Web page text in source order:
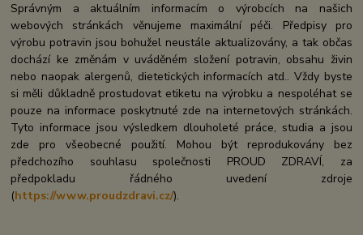
Správným a aktuálním informacím o výrobcích na našich
webových stránkách věnujeme maximální péči. Předpisy pro
výrobu potravin jsou bohužel neustále aktualizovány, a tak občas
dochází ke změnám v uváděném složení potravin, obsahu živin
nebo naopak alergenů, dietetických informacích atd.. Vždy byste
si měli důkladně prostudovat etiketu na výrobku a nespoléhat se
pouze na informace poskytnuté zde na internetových stránkách.
Tyto informace jsou výsledkem dlouholeté práce, studia a jsou
zde pro všeobecné použití. Mohou být reprodukovány bez
předchozího souhlasu společnosti PROUD ZDRAVÍ, za
předpokladu řádného uvedení zdroje
(https://www.proudzdravi.cz/).